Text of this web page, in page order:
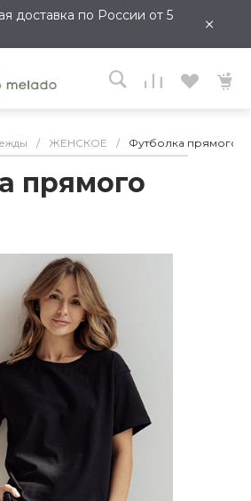
доставка по России от 5
×
/ ЖЕНСКОЕ / Футболка прямого
прямого